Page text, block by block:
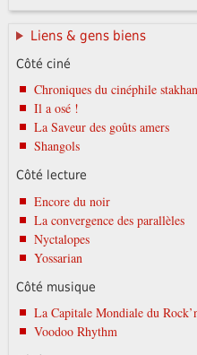
Liens & gens biens
Côté ciné
Chroniques du cinéphile
Il a osé !
La Saveur des goûts amers
Shangols
Côté lecture
Encore du noir
La convergence des parallèles
Nyctalopes
Yossarian
Côté musique
La Capitale Mondiale du
Voodoo Rhythm